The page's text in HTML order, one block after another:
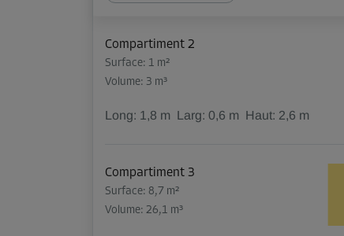
Compartiment 2
Surface: 1 m²
Volume: 3 m³
Long: 1,8 m Larg: 0,6 m Haut: 2,6 m
Compartiment 3
Surface: 8,7 m²
Volume: 26,1 m³